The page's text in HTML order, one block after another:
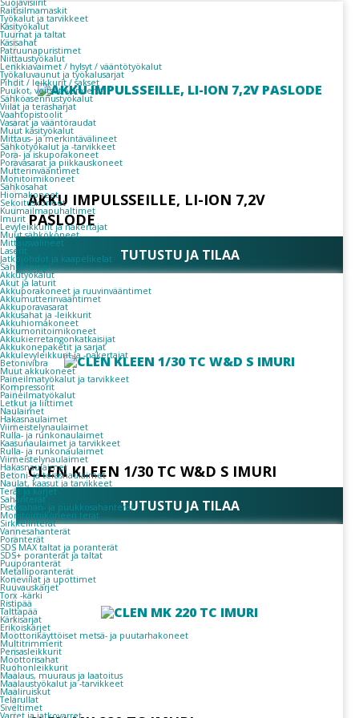
Suojavisiirit
Raitisilmamaskit
Työkalut ja tarvikkeet
Käsityökalut
Tuurnat ja taltat
Käsisahat
Patruunapuristimet
Niittaustyökalut
Lenkkiavaimet / hylsyt / vääntötyökalut
Työkaluvaunut ja työkalusarjat
Pihdit / leikkurit / sakset
Puukot, veitset, varaterät
Sähköasennustyökalut
Viilat ja teräsharjat
Vaahtopistoolit
Vasarat ja vääntöraudat
Muut käsityökalut
Mittaus- ja merkintävälineet
Sähkötyökalut ja -tarvikkeet
Pora- ja iskuporakoneet
Poravasarat ja piikkauskoneet
Mutterinvääntimet
Monitoimikoneet
Sähkösahat
Hiomakoneet
Sekoituskoneet
Kuumailmapuhaltimet
Imurit
Levyleikkurit ja nakertajat
Muut sähkökoneet
Mittausvälineet
Laserit
Jatkojohdot ja kaapelikelat
Sähköteippi
Akkutyökalut
Akut ja laturit
Akkuporakoneet ja ruuvinvääntimet
Akkumutterinvääntimet
Akkuporavasarat
Akkusahat ja -leikkurit
Akkuhiomakoneet
Akkumonitoimikoneet
Akkukierretangonkatkaisijat
Akkukonepaketit ja sarjat
Akkulevyleikkurit ja -nakertajat
Betonivibra
Muut akkukoneet
Paineilmatyökalut ja tarvikkeet
Kompressorit
Paineilmatyökalut
Letkut ja liittimet
Naulaimet
Hakasnaulaimet
Viimeistelynaulaimet
Rulla- ja runkonaulaimet
Kaasunaulaimet ja tarvikkeet
Rulla- ja runkonaulaimet
Viimeistelynaulaimet
Hakasnaulaimet
Betoni- ja teräsnaulaimet
Naulat, kaasut ja tarvikkeet
Terät ja kärjet
Sahanterät
Pistosahan- ja puukkosahanterät
Monitoimikoneen terät
Sirkkelinterät
Vannesahanterät
Poranterät
SDS MAX taltat ja poranterät
SDS+ poranterät ja taltat
Puuporanterät
Metalliporanterät
Koneviilat ja upottimet
Ruuvauskärjet
Torx -kärki
Ristipää
Talttapää
Kärkisarjat
Erikoiskärjet
Moottorikäyttöiset metsä- ja puutarhakoneet
Multitrimmerit
Pensasleikkurit
Moottorisahat
Ruohonleikkurit
Maalaus, muuraus ja laatoitus
Maalaustyökalut ja -tarvikkeet
Maaliruiskut
Telarullat
Siveltimet
Varret ja jatkovarret
AKKU IMPULSSEILLE, LI-ION 7,2V
PASLODE
TUTUSTU JA TILAA
CLEN KLEEN 1/30 TC W&D S IMURI
TUTUSTU JA TILAA